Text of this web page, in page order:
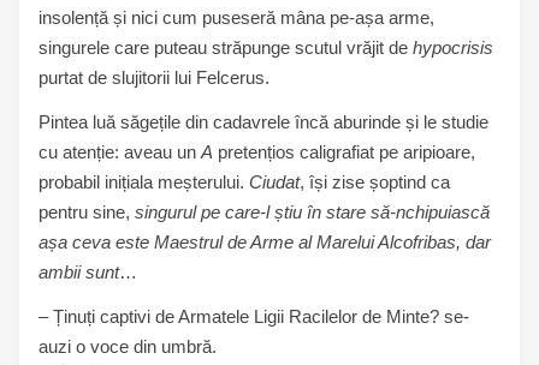
insolență și nici cum puseseră mâna pe-așa arme,
singurele care puteau străpunge scutul vrăjit de hypocrisis
purtat de slujitorii lui Felcerus.
Pintea luă săgețile din cadavrele încă aburinde și le studie
cu atenție: aveau un A pretențios caligrafiat pe aripioare,
probabil inițiala meșterului. Ciudat, își zise șoptind ca
pentru sine, singurul pe care-l știu în stare să-nchipuiască
așa ceva este Maestrul de Arme al Marelui Alcofribas, dar
ambii sunt…
– Ținuți captivi de Armatele Ligii Racilelor de Minte? se-
auzi o voce din umbră.